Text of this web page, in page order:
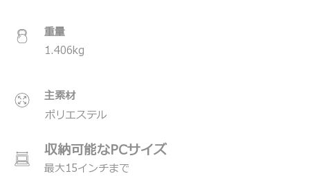
＊USB-C充電ポート内蔵（最大65WのUSB-C 2.0ケーブ
ルと最大65W 3Aの急速充電に対応）
重量
1.406kg
主素材
ポリエステル
収納可能なPCサイズ
最大15インチまで